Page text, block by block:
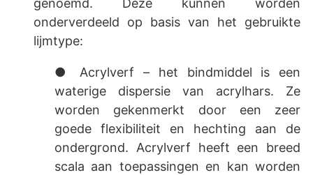
genoemd. Deze kunnen worden
onderverdeeld op basis van het gebruikte
lijmtype:
● Acrylverf – het bindmiddel is een
waterige dispersie van acrylhars. Ze
worden gekenmerkt door een zeer
goede flexibiliteit en hechting aan de
ondergrond. Acrylverf heeft een breed
scala aan toepassingen en kan worden